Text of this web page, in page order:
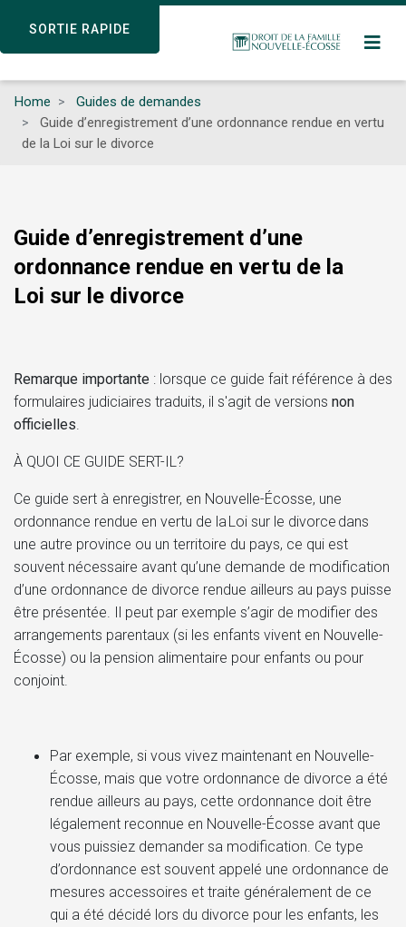
SORTIE RAPIDE
content
SORTIE RAPIDE
Home
Guides de demandes
Guide d’enregistrement d’une ordonnance rendue en vertu
de la Loi sur le divorce
Guide d’enregistrement d’une
ordonnance rendue en vertu de la
Loi sur le divorce
Remarque importante : lorsque ce guide fait référence à des
formulaires judiciaires traduits, il s'agit de versions non
officielles
À QUOI CE GUIDE SERT-IL?
Ce guide sert à enregistrer, en Nouvelle-Écosse, une
ordonnance rendue en vertu de la Loi sur le divorce dans
une autre province ou un territoire du pays, ce qui est
souvent nécessaire avant qu’une demande de modification
d’une ordonnance de divorce rendue ailleurs au pays puisse
être présentée. Il peut par exemple s’agir de modifier des
arrangements parentaux (si les enfants vivent en Nouvelle-
Écosse) ou la pension alimentaire pour enfants ou pour
conjoint.
Par exemple, si vous vivez maintenant en Nouvelle-
Écosse, mais que votre ordonnance de divorce a été
rendue ailleurs au pays, cette ordonnance doit être
légalement reconnue en Nouvelle-Écosse avant que
vous puissiez demander sa modification. Ce type
d’ordonnance est souvent appelé une ordonnance de
mesures accessoires et traite généralement de ce
qui a été décidé lors du divorce pour les enfants, les